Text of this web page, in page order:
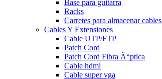
Base para guitarra
Racks
Carretes para almacenar cables
Cables Y Extensiones
Cable UTP/FTP
Patch Cord
Patch Cord Fibra Ã“ptica
Cable hdmi
Cable super vga